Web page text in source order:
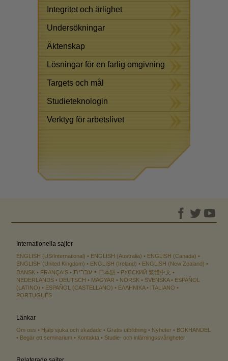
Integritet och ärlighet
Undersökningar
Äktenskap
Lösningar för en farlig omgivning
Targets och mål
Studieteknologin
Verktyg för arbetslivet
Internationella sajter
ENGLISH (US/International) ENGLISH (Australia)
ENGLISH (Canada)
ENGLISH (United Kingdom)
ENGLISH (Ireland)
ENGLISH (New Zealand)
DANSK
FRANÇAIS עברית 日本語 РУССКИЙ 繁體中文
NEDERLANDS
DEUTSCH MAGYAR NORSK SVENSKA
ESPAÑOL
(LATINO)
ESPAÑOL (CASTELLANO) ΕΛΛΗΝΙΚA
ITALIANO
PORTUGUÊS
Länkar
Om oss Hjälp sjuka och skadade Gratis utbildning Nyheter
BOKHANDEL
Begär ett seminarium
Kontakta Studie- och inlärningssvårigheter